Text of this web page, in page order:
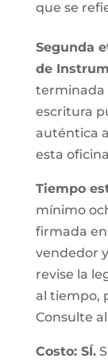
que se
Segunda
de
terminada
escritura
auténtica
esta
Tiempo
mínimo
firmada
vendedor
revise la
al tiempo,
Consulte
Costo: SÍ.